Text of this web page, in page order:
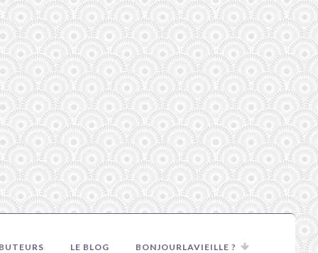
LE BLOG BONJOURLAVIEILLE ?